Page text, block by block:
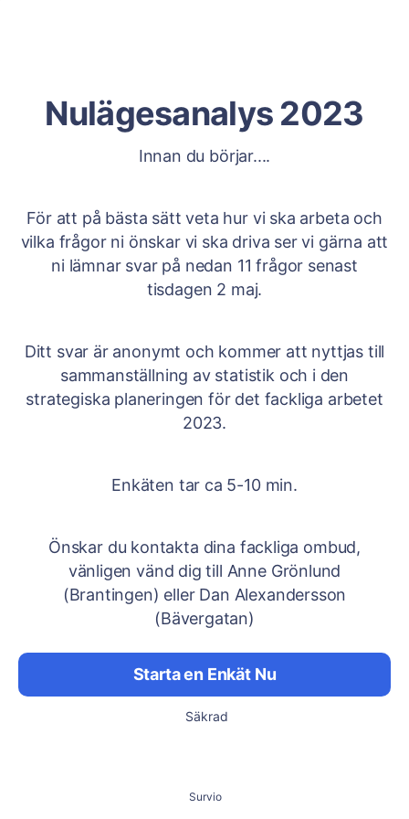
Nulägesanalys 2023
Innan du börjar....
För att på bästa sätt veta hur vi ska arbeta och
vilka frågor ni önskar vi ska driva ser vi gärna att
ni lämnar svar på nedan 11 frågor senast
tisdagen 2 maj.
Ditt svar är anonymt och kommer att nyttjas till
sammanställning av statistik och i den
strategiska planeringen för det fackliga arbetet
2023.
Enkäten tar ca 5-10 min.
Önskar du kontakta dina fackliga ombud,
vänligen vänd dig till Anne Grönlund
(Brantingen) eller Dan Alexandersson
(Bävergatan)
Starta en Enkät Nu
Säkrad
Survio